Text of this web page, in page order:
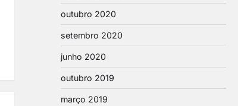
outubro 2020
setembro 2020
junho 2020
outubro 2019
março 2019